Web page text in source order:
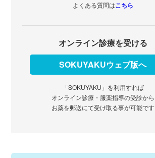
よくある質問はこちら
オンライン診療を受ける
SOKUYAKUウェブ版へ
「SOKUYAKU」を利用すれば
オンライン診療・服薬指導の受診から
お薬を郵送にて受け取る事が可能です